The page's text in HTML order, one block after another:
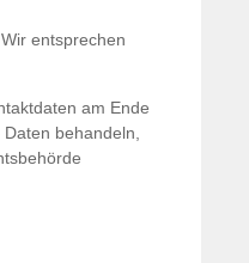
entsprechen
am Ende
behandeln,